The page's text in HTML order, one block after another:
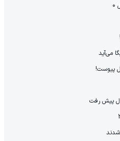
می‌آید
پیوست!
پیش رفت